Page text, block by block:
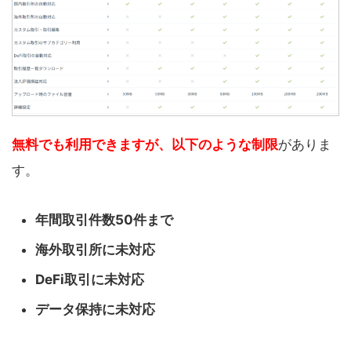
無料でも利用できますが、以下のような制限がありま
す。
年間取引件数50件まで
海外取引所に未対応
DeFi取引に未対応
データ保持に未対応